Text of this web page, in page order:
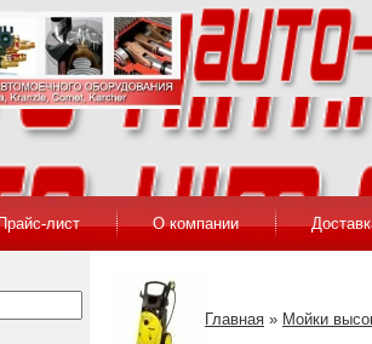
лист О компании
Главная » Мойки